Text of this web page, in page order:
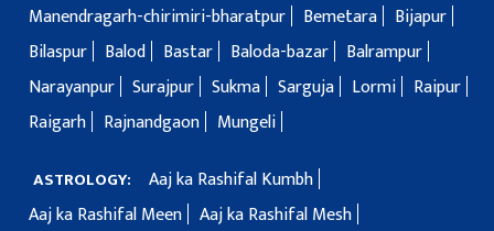
Manendragarh-chirimiri-bharatpur
Bemetara
Bijapur
Bilaspur
Balod Bastar Baloda-bazar
Balrampur
Narayanpur Surajpur Sukma Sarguja Lormi
Raipur
Raigarh
Rajnandgaon Mungeli
ASTROLOGY:
Aaj ka Rashifal Kumbh
Aaj ka Rashifal Meen Aaj ka Rashifal Mesh